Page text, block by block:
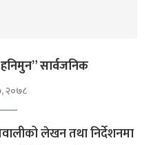
सार्वजनिक
२०७८
लेखन तथा निर्देशनमा